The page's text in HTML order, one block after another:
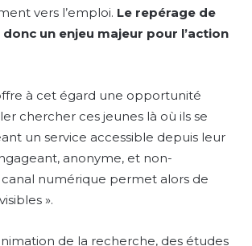
vers l’emploi. Le repérage de
un enjeu majeur pour l’action
à cet égard une opportunité
chercher ces jeunes là où ils se
un service accessible depuis leur
anonyme, et non-
numérique permet alors de
».
de la recherche, des études